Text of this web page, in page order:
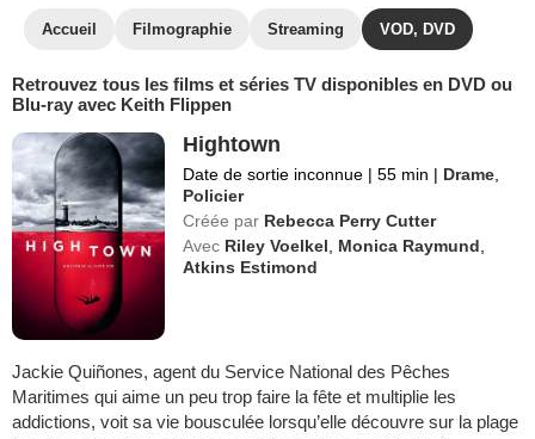
Accueil Filmographie Streaming VOD, DVD
Retrouvez tous les films et séries TV disponibles en DVD ou
Blu-ray avec Keith Flippen
Hightown
Date de sortie inconnue | 55 min | Drame
Policier
Créée par Rebecca Perry Cutter
Avec Riley Voelkel Monica Raymund
Atkins Estimond
Jackie Quiñones, agent du Service National des Pêches
Maritimes qui aime un peu trop faire la fête et multiplie les
addictions, voit sa vie bousculée lorsqu’elle découvre sur la plage